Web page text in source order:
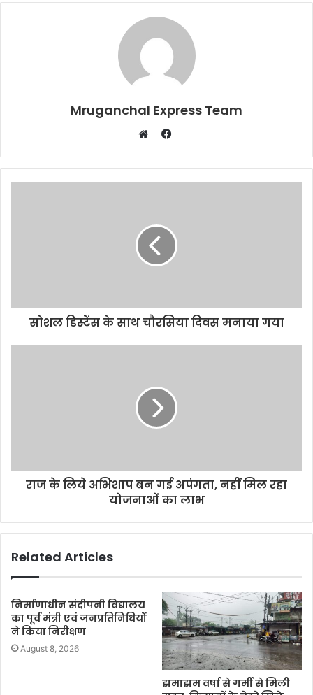
Mruganchal Express Team
Facebook
सोशल डिस्टेंस के साथ चौरसिया दिवस मनाया गया
राज के लिये अभिशाप बन गई अपंगता, नहीं मिल रहा
योजनाओं का लाभ
Related Articles
निर्माणाधीन संदीपनी विद्यालय
का पूर्व मंत्री एवं जनप्रतिनिधियों
ने किया निरीक्षण
August 8, 2026
झमाझम वर्षा से गर्मी से मिली